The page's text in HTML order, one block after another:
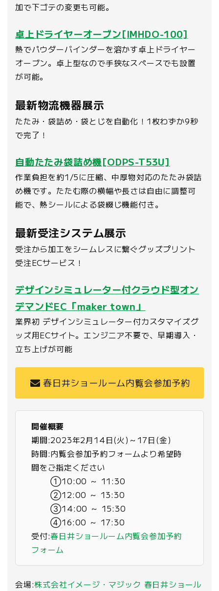
加で下ゴテの変更も可能。
卓上ドライヤーオーブン[IMHDO-100]
熱でパウダーバインダーを溶かす卓上ドライヤー
オーブン。卓上型なので手狭なスペースでも設置
が可能。
最新物流機器展示
たたみ・袋詰め・袋とじを自動化！1枚わずか9秒
で完了！
自動たたみ袋詰め機[ODPS-T53U]
作業負担を約1/5に圧縮、中厚物対応のたたみ袋詰
め機です。たたむ際の横幅や長さは自由に調整可
能で、熱シールによる袋綴じ機能付き。
最新受注システム展示
受注から加工をシームレスに繋ぐグッズプリント
受注ECサービス！
デザインシミュレーター付クラウド型オン
デマンドEC「maker town」
業界初 デザインシミュレーター付カスタマイズグ
ッズ用ECサイト。エンジニア不要で、早期導入・
立ち上げが可能
春日井ショールーム内覧会参加予約
開催概要
期間:2023年2月14日(火)～17日(金)
時間:内覧会参加予約フォームより希望時
間をご指定ください
①10:00 ～ 11:30
②12:00 ～ 13:30
③14:00 ～ 15:30
④16:00 ～ 17:30
受付:春日井ショールーム内覧会参加予約
フォーム
会場:株式会社イメージ・マジック 春日井ショール